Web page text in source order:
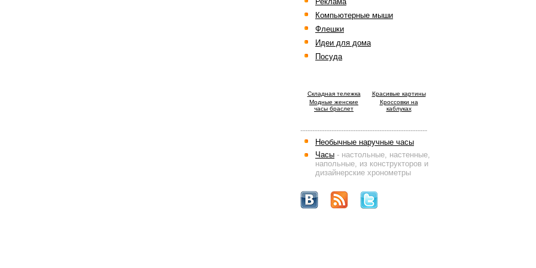
Компьютерные мыши
Флешки
Идеи для дома
Посуда
Cкладная тележка
Красивые картины
Модные женские
часы браслет
Кроссовки на
каблуках
-----------------------------------------------------
Необычные наручные часы
Часы - настольные, настенные,
напольные, из конструкторов и
дизайнерские хронометры